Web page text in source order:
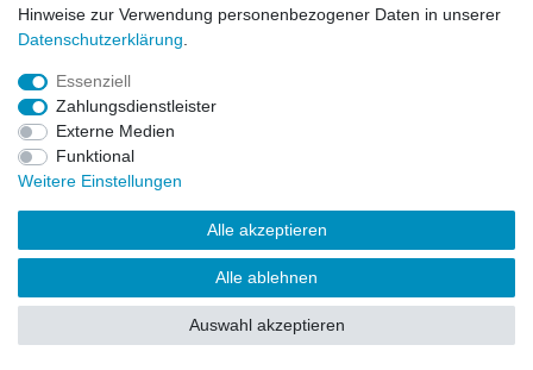
Vertrag widerrufen
© Copyright 2026 | Alle Rechte vorbehalten.
Hinweise zur Verwendung personenbezogener Daten in unserer
Daten­schutz­erklärung
Essenziell
Zahlungsdienstleister
Externe Medien
Funktional
Weitere Einstellungen
Alle akzeptieren
Alle ablehnen
Auswahl akzeptieren